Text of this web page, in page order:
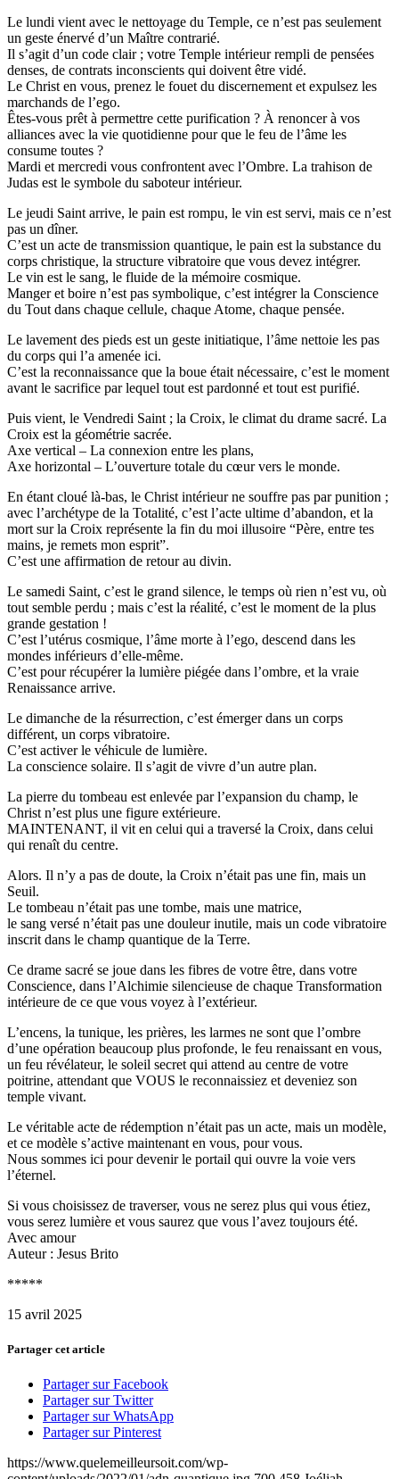
Le lundi vient avec le nettoyage du Temple, ce n’est pas seulement
un geste énervé d’un Maître contrarié.
Il s’agit d’un code clair ; votre Temple intérieur rempli de pensées
denses, de contrats inconscients qui doivent être vidé.
Le Christ en vous, prenez le fouet du discernement et expulsez les
marchands de l’ego.
Êtes-vous prêt à permettre cette purification ? À renoncer à vos
alliances avec la vie quotidienne pour que le feu de l’âme les
consume toutes ?
Mardi et mercredi vous confrontent avec l’Ombre. La trahison de
Judas est le symbole du saboteur intérieur.
Le jeudi Saint arrive, le pain est rompu, le vin est servi, mais ce n’est
pas un dîner.
C’est un acte de transmission quantique, le pain est la substance du
corps christique, la structure vibratoire que vous devez intégrer.
Le vin est le sang, le fluide de la mémoire cosmique.
Manger et boire n’est pas symbolique, c’est intégrer la Conscience
du Tout dans chaque cellule, chaque Atome, chaque pensée.
Le lavement des pieds est un geste initiatique, l’âme nettoie les pas
du corps qui l’a amenée ici.
C’est la reconnaissance que la boue était nécessaire, c’est le moment
avant le sacrifice par lequel tout est pardonné et tout est purifié.
Puis vient, le Vendredi Saint ; la Croix, le climat du drame sacré. La
Croix est la géométrie sacrée.
Axe vertical – La connexion entre les plans,
Axe horizontal – L’ouverture totale du cœur vers le monde.
En étant cloué là-bas, le Christ intérieur ne souffre pas par punition ;
avec l’archétype de la Totalité, c’est l’acte ultime d’abandon, et la
mort sur la Croix représente la fin du moi illusoire “Père, entre tes
mains, je remets mon esprit”.
C’est une affirmation de retour au divin.
Le samedi Saint, c’est le grand silence, le temps où rien n’est vu, où
tout semble perdu ; mais c’est la réalité, c’est le moment de la plus
grande gestation !
C’est l’utérus cosmique, l’âme morte à l’ego, descend dans les
mondes inférieurs d’elle-même.
C’est pour récupérer la lumière piégée dans l’ombre, et la vraie
Renaissance arrive.
Le dimanche de la résurrection, c’est émerger dans un corps
différent, un corps vibratoire.
C’est activer le véhicule de lumière.
La conscience solaire. Il s’agit de vivre d’un autre plan.
La pierre du tombeau est enlevée par l’expansion du champ, le
Christ n’est plus une figure extérieure.
MAINTENANT, il vit en celui qui a traversé la Croix, dans celui
qui renaît du centre.
Alors. Il n’y a pas de doute, la Croix n’était pas une fin, mais un
Seuil.
Le tombeau n’était pas une tombe, mais une matrice,
le sang versé n’était pas une douleur inutile, mais un code vibratoire
inscrit dans le champ quantique de la Terre.
Ce drame sacré se joue dans les fibres de votre être, dans votre
Conscience, dans l’Alchimie silencieuse de chaque Transformation
intérieure de ce que vous voyez à l’extérieur.
L’encens, la tunique, les prières, les larmes ne sont que l’ombre
d’une opération beaucoup plus profonde, le feu renaissant en vous,
un feu révélateur, le soleil secret qui attend au centre de votre
poitrine, attendant que VOUS le reconnaissiez et deveniez son
temple vivant.
Le véritable acte de rédemption n’était pas un acte, mais un modèle,
et ce modèle s’active maintenant en vous, pour vous.
Nous sommes ici pour devenir le portail qui ouvre la voie vers
l’éternel.
Si vous choisissez de traverser, vous ne serez plus qui vous étiez,
vous serez lumière et vous saurez que vous l’avez toujours été.
Avec amour
Auteur : Jesus Brito
*****
15 avril 2025
Partager cet article
Partager sur Facebook
Partager sur Twitter
Partager sur WhatsApp
Partager sur Pinterest
https://www.quelemeilleursoit.com/wp-